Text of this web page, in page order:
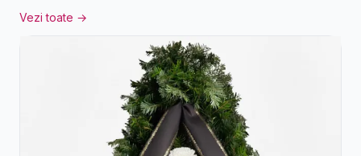
Vezi toate →